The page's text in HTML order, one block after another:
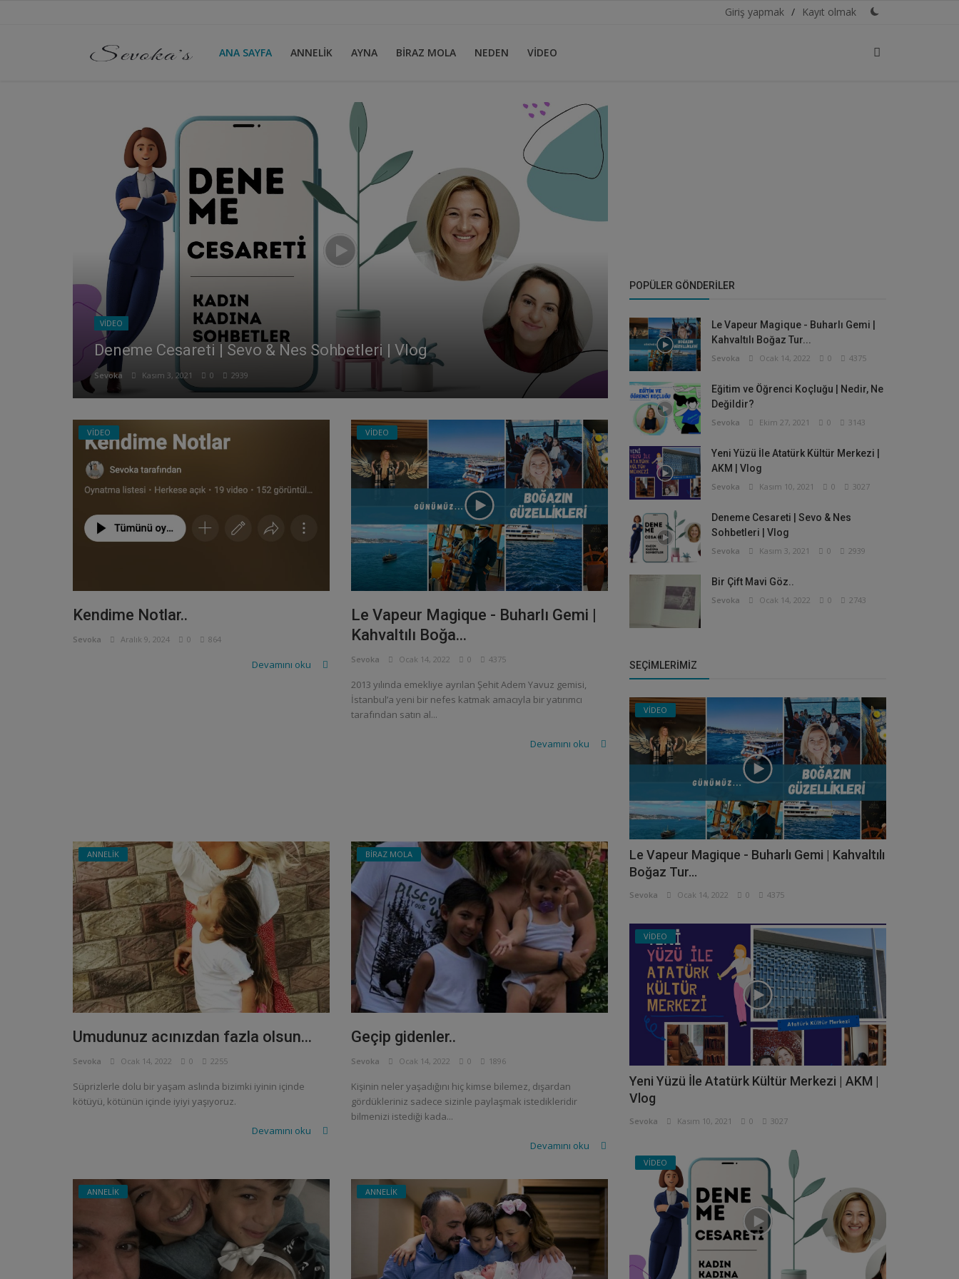
Giriş yapmak / Kayıt olmak
ANA SAYFA ANNELİK AYNA BİRAZ MOLA NEDEN VİDEO
Giriş yapmak
VİDEO
Eğitim ve Öğrenci Koçluğu | Nedir, Ne Değildir?
Sevoka Ekim 27, 2021 0 3143
VİDEO
Le Vapeur Magique - Buharlı Gemi | Kahvaltılı
VİDEO
Kendime Notlar..
Sevoka Aralık 9, 2024 0 864
Devamını oku
VİDEO
Le Vapeur Magique - Buharlı Gemi |
Kahvaltılı Boğa...
Sevoka Ocak 14, 2022 0 4375
2013 yılında emekliye ayrılan Şehit Adem Yavuz gemisi,
İstanbul’a yeni bir nefes katmak amacıyla bir yatırımcı
tarafından satın al...
Devamını oku
ANNELİK
Umudunuz acınızdan fazla olsun...
Sevoka Ocak 14, 2022 0 2255
Süprizlerle dolu bir yaşam aslında bizimki iyinin içinde
kötüyü, kötünün içinde iyiyi yaşıyoruz.
Devamını oku
BİRAZ MOLA
Geçip gidenler..
Sevoka Ocak 14, 2022 0 1896
Kişinin neler yaşadığını hiç kimse bilemez, dışardan
gördükleriniz sadece sizinle paylaşmak istedikleridir
bilmenizi istediği kada...
Devamını oku
ANNELİK ANNELİK
POPÜLER GÖNDERILER
Le Vapeur Magique - Buharlı Gemi |
Kahvaltılı Boğaz Tur...
Sevoka Ocak 14, 2022 0 4375
Eğitim ve Öğrenci Koçluğu | Nedir, Ne
Değildir?
Sevoka Ekim 27, 2021 0 3143
Yeni Yüzü İle Atatürk Kültür Merkezi |
AKM | Vlog
Sevoka Kasım 10, 2021 0 3027
Deneme Cesareti | Sevo & Nes
Sohbetleri | Vlog
Sevoka Kasım 3, 2021 0 2939
Bir Çift Mavi Göz..
Sevoka Ocak 14, 2022 0 2743
SEÇIMLERIMIZ
VİDEO
Le Vapeur Magique - Buharlı Gemi | Kahvaltılı
Boğaz Tur...
Sevoka Ocak 14, 2022 0 4375
VİDEO
Yeni Yüzü İle Atatürk Kültür Merkezi | AKM |
Vlog
Sevoka Kasım 10, 2021 0 3027
VİDEO